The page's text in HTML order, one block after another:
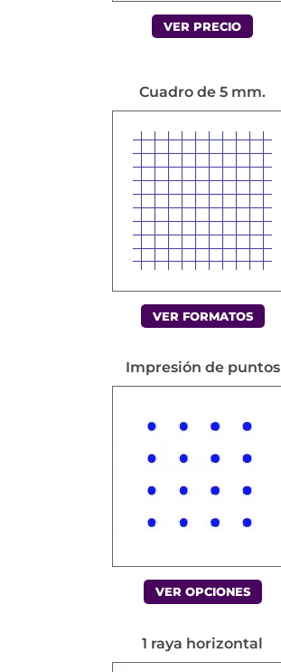
VER PRECIO
Cuadro de 5 mm.
VER FORMATOS
Impresión de puntos
VER OPCIONES
1 raya horizontal